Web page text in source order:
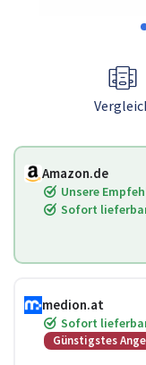
Amazon.de
Unsere
Sofort
medion.at
Sofort
Günstigstes